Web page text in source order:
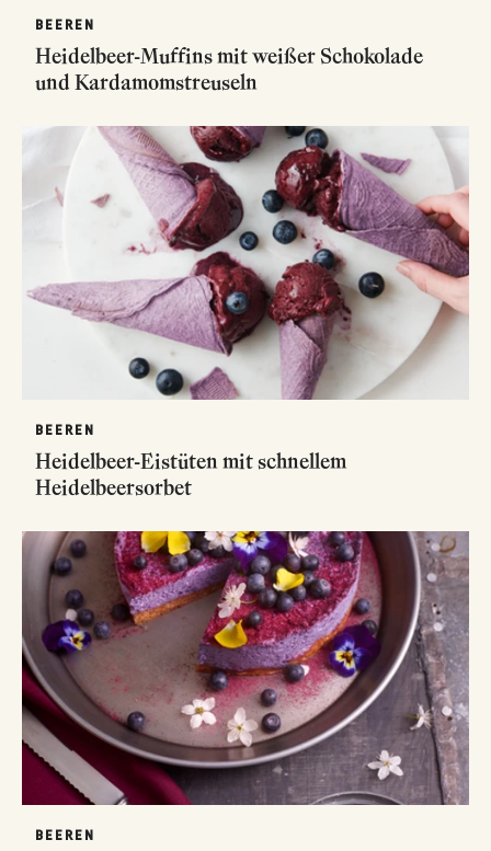
BEEREN
Heidelbeer-Muffins mit weißer Schokolade
und Kardamomstreuseln
BEEREN
Heidelbeer-Eistüten mit schnellem
Heidelbeersorbet
BEEREN